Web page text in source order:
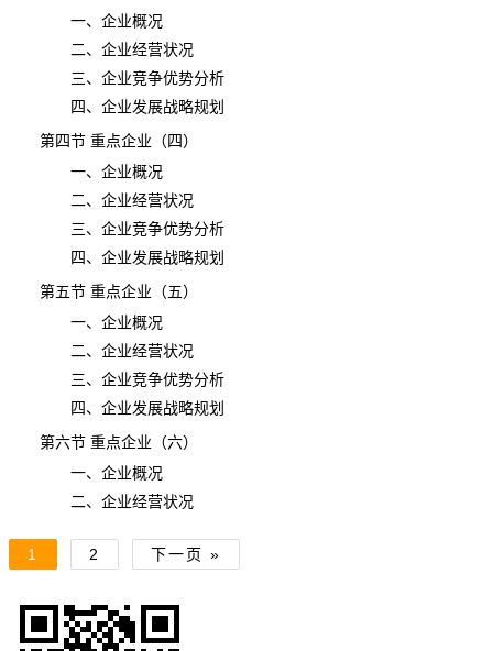
一、企业概况
二、企业经营状况
三、企业竞争优势分析
四、企业发展战略规划
第四节 重点企业（四）
一、企业概况
二、企业经营状况
三、企业竞争优势分析
四、企业发展战略规划
第五节 重点企业（五）
一、企业概况
二、企业经营状况
三、企业竞争优势分析
四、企业发展战略规划
第六节 重点企业（六）
一、企业概况
二、企业经营状况
1 2 下一页 »